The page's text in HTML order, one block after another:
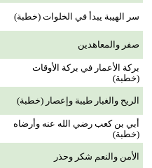
سر الهيبة يبدأ في الخلوات (خطبة)
صفر والمعاهدين
بركة الأعمار في بركة الأوقات
(خطبة)
الريح والغبار طيبة وإعصار (خطبة)
أبي بن كعب رضي الله عنه وأرضاه
(خطبة)
الأمن والنعم شكر وحذر